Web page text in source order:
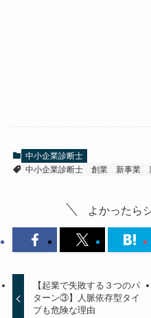
中小企業診断士
中小企業診断士
創業 新事業
よかったら
【起業で失敗する３つのパ
ターン③】人脈依存型タイ
プも危険な理由